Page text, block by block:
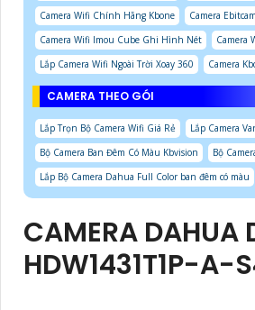
Camera Wifi Chính Hãng Kbone
Camera
Camera Wifi Imou Cube Ghi Hình Nét
Camera
Lắp Camera Wifi Ngoài Trời Xoay 360
Camera
CAMERA THEO GÓI
Lắp Trọn Bộ Camera Wifi Giá Rẻ
Lắp Camera
Bộ Camera Ban Đêm Có Màu Kbvision
Bộ
Lắp Bộ Camera Dahua Full Color ban đêm có màu
CAMERA DAHUA
HDW1431T1P-A-